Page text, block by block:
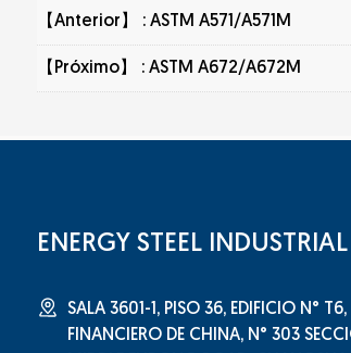
【Anterior】 : ASTM A571/A571M
【Próximo】 : ASTM A672/A672M
ENERGY STEEL INDUSTRIAL
SALA 3601-1, PISO 36, EDIFICIO N°
FINANCIERO DE CHINA, N° 303